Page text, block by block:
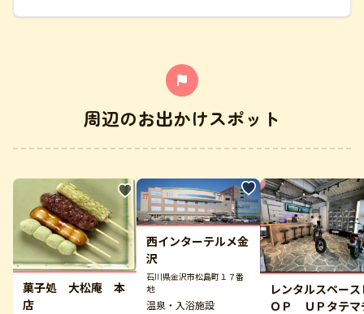
周辺のお出かけスポット
菓子処 大松庵 本
店
西インターテルメ金
沢
石川県金沢市松島町１７番
地
温泉・入浴施設
レンタルスペース
ＯＰ ＵＰタテマ